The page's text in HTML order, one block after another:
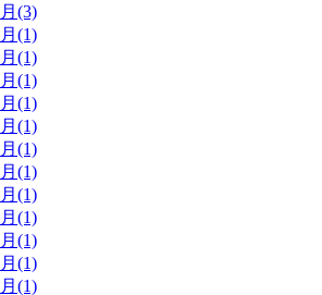
(3)
(1)
(1)
(1)
(1)
(1)
(1)
(1)
(1)
(1)
(1)
(1)
(1)